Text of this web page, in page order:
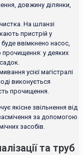
довжину ділянки,
На шланзі
пристрій у
ввімкнено насос,
прочищення: у деяких
усієї магістралі
виконується
прочищення.
якісне звільнення від
за допомогою
засобів.
та труб